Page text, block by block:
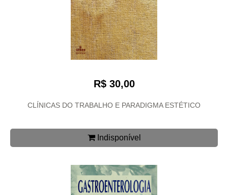
R$ 30,00
CLÍNICAS DO TRABALHO E PARADIGMA ESTÉTICO
Indisponível